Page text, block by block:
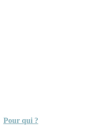
Pour qui ?